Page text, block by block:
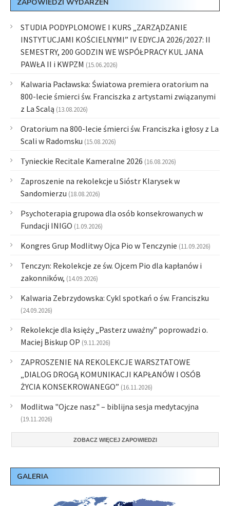
ZAPOWIEDZI WYDARZEŃ
STUDIA PODYPLOMOWE I KURS „ZARZĄDZANIE
INSTYTUCJAMI KOŚCIELNYMI” IV EDYCJA 2026/2027: II
SEMESTRY, 200 GODZIN WE WSPÓŁPRACY KUL JANA
PAWŁA II i KWPZM (15.06.2026)
Kalwaria Pacławska: Światowa premiera oratorium na
800-lecie śmierci św. Franciszka z artystami związanymi
z La Scalą (13.08.2026)
Oratorium na 800-lecie śmierci św. Franciszka i głosy z La
Scali w Radomsku (15.08.2026)
Tynieckie Recitale Kameralne 2026 (16.08.2026)
Zaproszenie na rekolekcje u Sióstr Klarysek w
Sandomierzu (18.08.2026)
Psychoterapia grupowa dla osób konsekrowanych w
Fundacji INIGO (1.09.2026)
Kongres Grup Modlitwy Ojca Pio w Tenczynie (11.09.2026)
Tenczyn: Rekolekcje ze św. Ojcem Pio dla kapłanów i
zakonników, (14.09.2026)
Kalwaria Zebrzydowska: Cykl spotkań o św. Franciszku
(24.09.2026)
Rekolekcje dla księży „Pasterz uważny” poprowadzi o.
Maciej Biskup OP (9.11.2026)
ZAPROSZENIE NA REKOLEKCJE WARSZTATOWE
„DIALOG DROGĄ KOMUNIKACJI KAPŁANÓW I OSÓB
ŻYCIA KONSEKROWANEGO” (16.11.2026)
Modlitwa "Ojcze nasz" – biblijna sesja medytacyjna
(19.11.2026)
ZOBACZ WIĘCEJ ZAPOWIEDZI
GALERIA